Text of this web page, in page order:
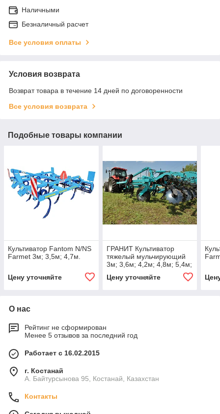
Наличными
Безналичный расчет
Все условия оплаты
Условия возврата
Возврат товара в течение 14 дней по договоренности
Все условия возврата
Подобные товары компании
Культиватор Fantom N/NS
Farmet 3м; 3,5м; 4,7м.
Цену уточняйте
ГРАНИТ Культиватор
тяжелый мульчирующий
3м; 3,6м; 4,2м; 4,8м; 5,4м;
Цену уточняйте
О нас
Рейтинг не сформирован
Менее 5 отзывов за последний год
Работает с 16.02.2015
г. Костанай
А. Байтурсынова 95, Костанай, Казахстан
Контакты